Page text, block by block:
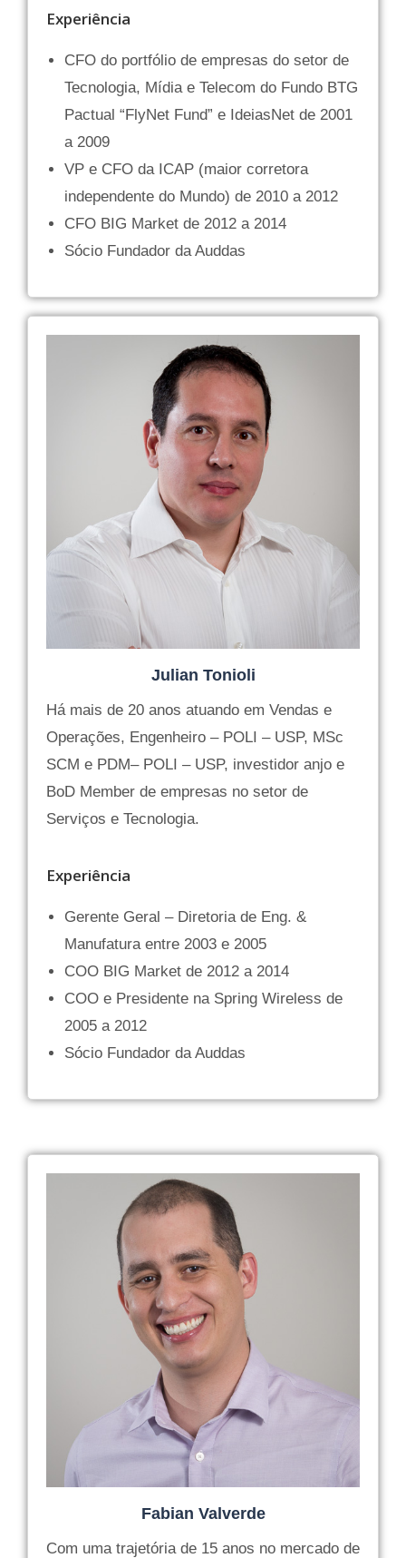
Experiência
CFO do portfólio de empresas do setor de
Tecnologia, Mídia e Telecom do Fundo BTG
Pactual “FlyNet Fund” e IdeiasNet de 2001
a 2009
VP e CFO da ICAP (maior corretora
independente do Mundo) de 2010 a 2012
CFO BIG Market de 2012 a 2014
Sócio Fundador da Auddas
Julian Tonioli
Há mais de 20 anos atuando em Vendas e
Operações, Engenheiro – POLI – USP, MSc
SCM e PDM– POLI – USP, investidor anjo e
BoD Member de empresas no setor de
Serviços e Tecnologia.
Experiência
Gerente Geral – Diretoria de Eng. &
Manufatura entre 2003 e 2005
COO BIG Market de 2012 a 2014
COO e Presidente na Spring Wireless de
2005 a 2012
Sócio Fundador da Auddas
Fabian Valverde
Com uma trajetória de 15 anos no mercado de